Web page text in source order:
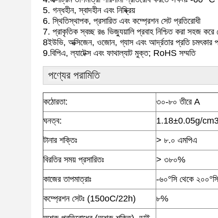
5. গন্ধহীন, স্বাদহীন এবং নিষ্ক্রিয়
6. স্থিতিস্থাপক, প্রসারিত এবং কম্প্রেশন সেট প্রতিরোধী
7. প্রাকৃতিক স্বচ্ছ রঙ ভিজ্যুয়ালি প্রবাহ নিশ্চিত করা সহজ করে
8ইউভি, অক্সিজেন, ওজোন, গ্যাস এবং আর্দ্রতার প্রতি চমৎকার
9.বিপিএ, ল্যাটেক্স এবং ফাথাল্যাট মুক্ত; RoHS সম্মতি
পণ্যের পরামিতি
কঠোরতা:
৩০-৮০ তীরে A
ঘনত্ব:
1.18±0.05g/
টানার শক্তিঃ
> ৮.০ এমপিএ
বিরতির সময় প্রসারিতঃ
> ৩৮০%
কাজের তাপমাত্রাঃ
-৬০°সি থেকে ২০০°সি
কম্প্রেশন সেটঃ (150oC/22h)
৮%